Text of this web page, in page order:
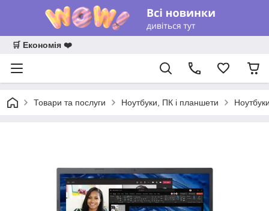
🛒 Економія ❤️
Товари та послуги Ноутбуки, ПК і планшети